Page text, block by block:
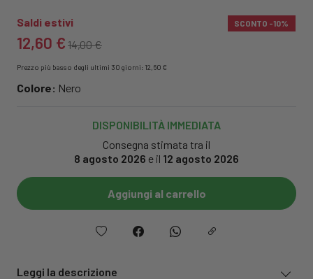
Saldi estivi SCONTO -10%
12,60 € 14,00 €
Prezzo più basso degli ultimi 30 giorni: 12,60 €
Colore: Nero
DISPONIBILITÀ IMMEDIATA
Consegna stimata tra il
8 agosto 2026 e il 12 agosto 2026
Aggiungi al carrello
Leggi la descrizione